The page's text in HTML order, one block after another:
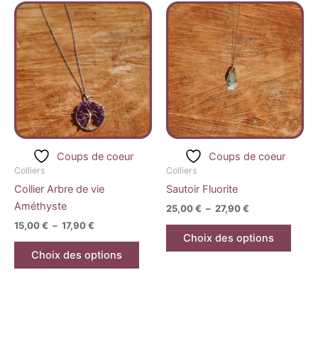
Coups de coeur
Colliers
Collier Arbre de vie
Améthyste
15,00€ – 17,90€
Plage
de
prix :
15,00 €
à
17,90 €
Choix des options
Ce
produit
a
plusieurs
variations.
Les
options
peuvent
Coups de coeur
Colliers
Sautoir Fluorite
25,00€ – 27,90€
Plage
de
prix :
25,00 €
à
27,90 €
Choix des options
Ce
a
Les